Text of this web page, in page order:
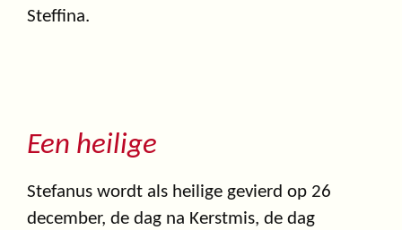
Steffina.
Een heilige
Stefanus wordt als heilige gevierd op 26
december, de dag na Kerstmis, de dag